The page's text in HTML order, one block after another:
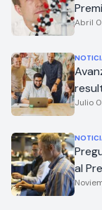
Abril
Julio
al